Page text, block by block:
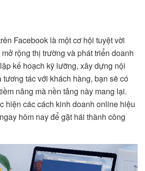
Facebook là một cơ hội tuyệt vời
rộng thị trường và phát triển doanh
kế hoạch kỹ lưỡng, xây dựng nội
tác với khách hàng, bạn sẽ có
năng mà nền tảng này mang lại.
hiện các cách kinh doanh online hiệu
hôm nay để gặt hái thành công